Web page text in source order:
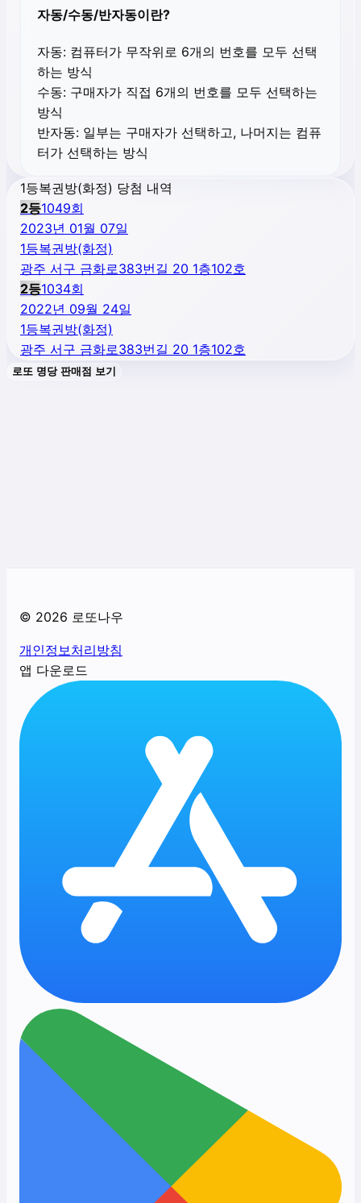
자동/수동/반자동이란?
자동: 컴퓨터가 무작위로 6개의 번호를 모두 선택
하는 방식
수동: 구매자가 직접 6개의 번호를 모두 선택하는
방식
반자동: 일부는 구매자가 선택하고, 나머지는 컴퓨
터가 선택하는 방식
1등복권방(화정) 당첨 내역
2등1049회
2023년 01월 07일
1등복권방(화정)
광주 서구 금화로383번길 20 1층102호
2등1034회
2022년 09월 24일
1등복권방(화정)
광주 서구 금화로383번길 20 1층102호
로또 명당 판매점 보기
© 2026 로또나우
개인정보처리방침
앱 다운로드